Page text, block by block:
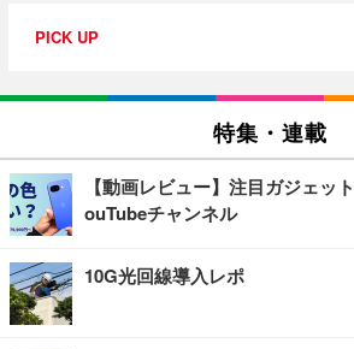
PICK UP
特集・連載
【動画レビュー】注目ガジェッ
ouTubeチャンネル
10G光回線導入レポ